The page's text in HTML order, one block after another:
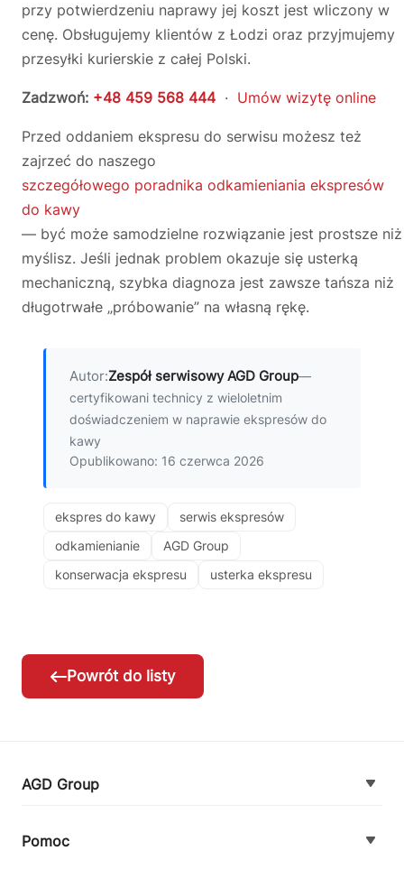
przy potwierdzeniu naprawy jej koszt jest wliczony w
cenę. Obsługujemy klientów z Łodzi oraz przyjmujemy
przesyłki kurierskie z całej Polski.
Zadzwoń: +48 459 568 444 · Umów wizytę online
Przed oddaniem ekspresu do serwisu możesz też
zajrzeć do naszego
szczegółowego poradnika odkamieniania ekspresów
do kawy
— być może samodzielne rozwiązanie jest prostsze niż
myślisz. Jeśli jednak problem okazuje się usterką
mechaniczną, szybka diagnoza jest zawsze tańsza niż
długotrwałe „próbowanie” na własną rękę.
Autor:Zespół serwisowy AGD Group—
certyfikowani technicy z wieloletnim
doświadczeniem w naprawie ekspresów do
kawy
Opublikowano: 16 czerwca 2026
ekspres do kawy
serwis ekspresów
odkamienianie
AGD Group
konserwacja ekspresu
usterka ekspresu
Powrót do listy
AGD Group
Pomoc